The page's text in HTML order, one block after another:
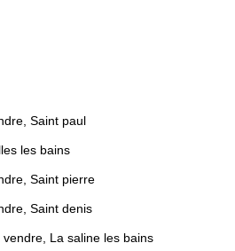
Saint paul
les bains
Saint pierre
Saint denis
La saline les bains